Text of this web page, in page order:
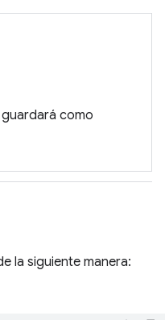
guardará como
la siguiente manera: